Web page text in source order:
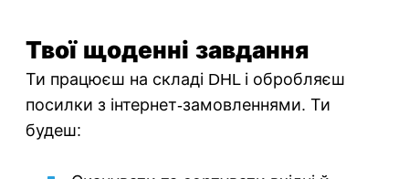
Твої щоденні завдання
Ти працюєш на складі DHL і обробляєш
посилки з інтернет-замовленнями. Ти
будеш: